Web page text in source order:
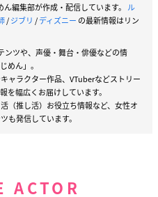
ん編集部が作成・配信しています。 ル
/ジブリ /ディズニー の最新情報はリン
ンツや、声優・舞台・俳優などの情
めん」。
ャラクター作品、VTuberなどストリー
を幅広くお届けしています。
（推し活）お役立ち情報など、女性オ
も発信しています。
ACTOR